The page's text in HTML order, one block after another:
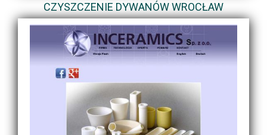
CZYSZCZENIE DYWANÓW WROCŁAW